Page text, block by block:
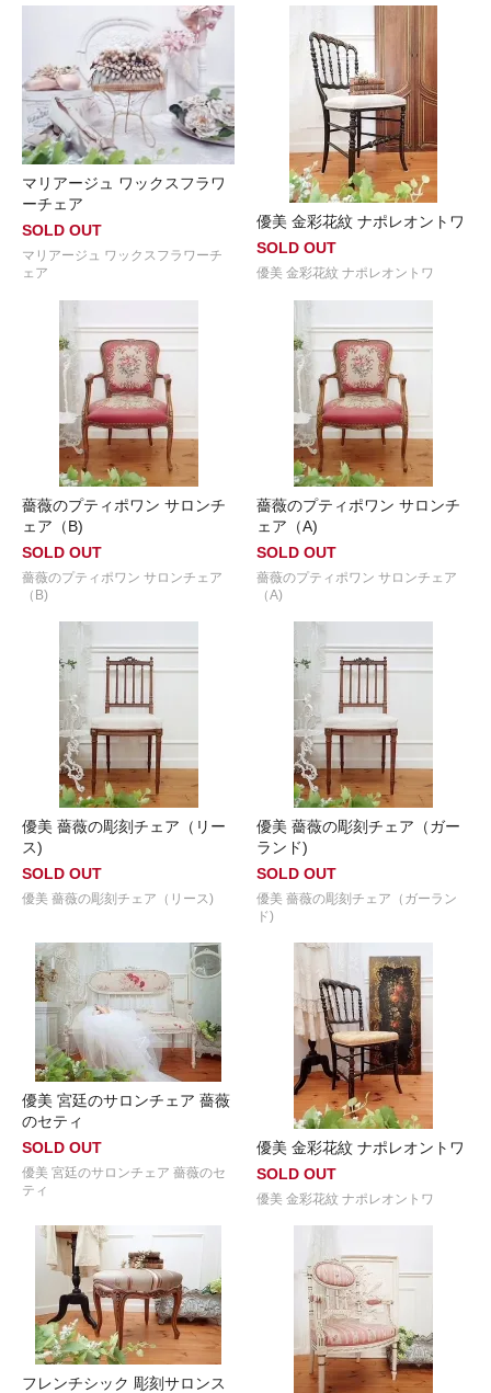
マリアージュ ワックスフラワ
ーチェア
SOLD OUT
マリアージュ ワックスフラワーチ
ェア
優美 金彩花紋 ナポレオントワ
SOLD OUT
優美 金彩花紋 ナポレオントワ
薔薇のプティポワン サロンチ
ェア（B)
SOLD OUT
薔薇のプティポワン サロンチェア
（B)
薔薇のプティポワン サロンチ
ェア（A)
SOLD OUT
薔薇のプティポワン サロンチェア
（A)
優美 薔薇の彫刻チェア（リー
ス)
SOLD OUT
優美 薔薇の彫刻チェア（リース)
優美 薔薇の彫刻チェア（ガー
ランド)
SOLD OUT
優美 薔薇の彫刻チェア（ガーラン
ド)
優美 宮廷のサロンチェア 薔薇
のセティ
SOLD OUT
優美 宮廷のサロンチェア 薔薇のセ
ティ
優美 金彩花紋 ナポレオントワ
SOLD OUT
優美 金彩花紋 ナポレオントワ
フレンチシック 彫刻サロンス